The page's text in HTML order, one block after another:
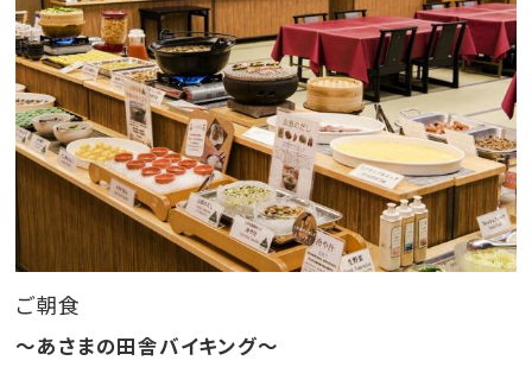
豆
・手作り出汁巻き玉子 ・いかの一夜干し
・山形郷土料理 を 中心とした約20種類をご用意してお
ります。
※日により和定食になる場合がございます。和定食・
バイキングの選択はできません。
（和定食の場合は、ご提供の内容がバイキングメニュー
とは異なります）
ご朝食
～あさまの田舎バイキング～